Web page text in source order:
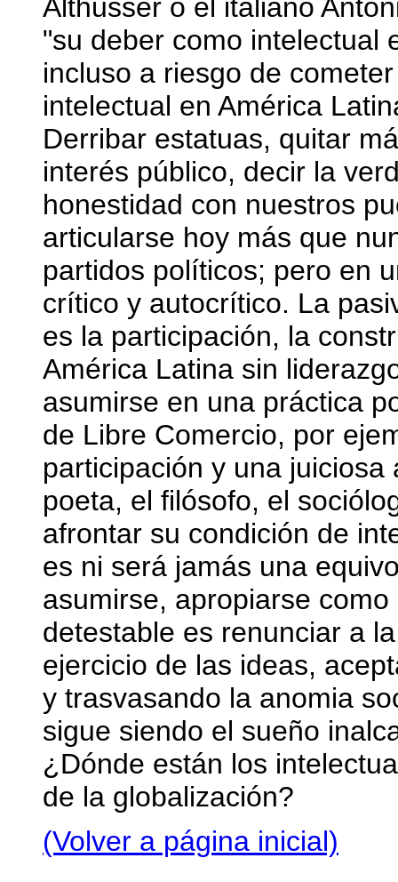
Althusser o el italiano
"su deber como intelectual
incluso a riesgo de
intelectual en América
Derribar estatuas, quitar
interés público, decir la
honestidad con nuestros
articularse hoy más que
partidos políticos; pero en
crítico y autocrítico. La
es la participación, la
América Latina sin
asumirse en una práctica
de Libre Comercio, por
participación y una
poeta, el filósofo, el
afrontar su condición de
es ni será jamás una
asumirse, apropiarse
detestable es renunciar a
ejercicio de las ideas,
y trasvasando la anomia
sigue siendo el sueño
¿Dónde están los
de la globalización?
(Volver a página inicial)